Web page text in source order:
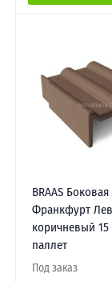
BRAAS
Франкфурт
коричневый
паллет
Под заказ